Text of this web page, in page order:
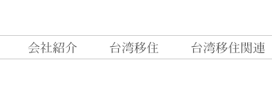
会社紹介 台湾移住 台湾移住関連